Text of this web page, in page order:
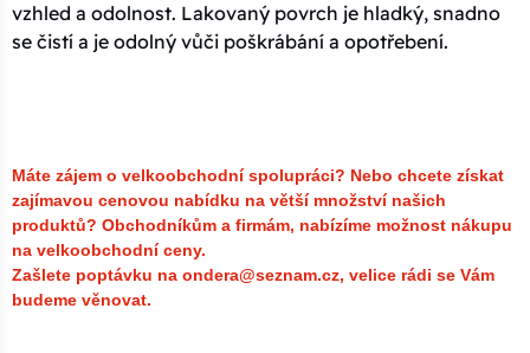
vzhled a odolnost. Lakovaný povrch je hladký, snadno
se čistí a je odolný vůči poškrábání a opotřebení.
Máte zájem o velkoobchodní spolupráci? Nebo chcete získat
zajímavou cenovou nabídku na větší množství našich
produktů? Obchodníkům a firmám, nabízíme možnost nákupu
na velkoobchodní ceny.
Zašlete poptávku na ondera@seznam.cz, velice rádi se Vám
budeme věnovat.